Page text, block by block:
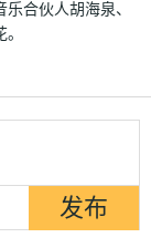
合伙人胡海泉、